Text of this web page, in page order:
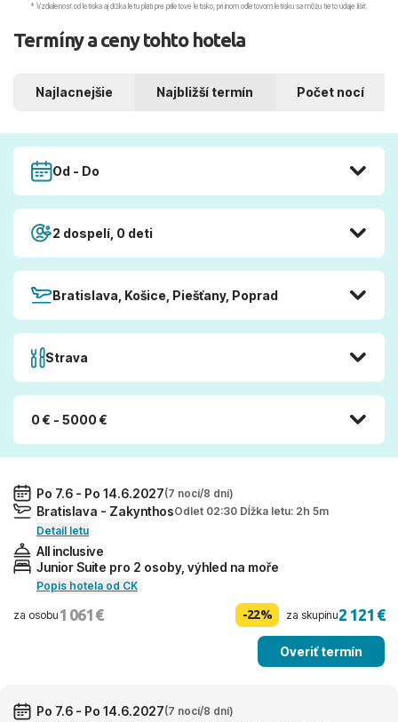
* Vzdialenosť od letiska aj dľžka letu platí pre príletové letisko, pri inom odletovom letisku sa môžu tieto údaje líšiť.
Termíny a ceny tohto hotela
Najlacnejšie Najbližší termín Počet nocí
Od - Do
2 dospelí, 0 deti
Bratislava, Košice, Piešťany, Poprad
Strava
0 € - 5000 €
Po 7.6 - Po 14.6.2027(7 nocí/8 dní)
Bratislava - ZakynthosOdlet 02:30 Dĺžka letu: 2h 5m
Detail letu
All inclusive
Junior Suite pro 2 osoby, výhled na moře
Popis hotela od CK
za osobu 1 061 € -22% za skupinu2 121 €
Overiť termín
Po 7.6 - Po 14.6.2027(7 nocí/8 dní)